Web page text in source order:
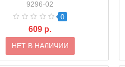
9296-02
0
609 р.
НЕТ В НАЛИЧИИ